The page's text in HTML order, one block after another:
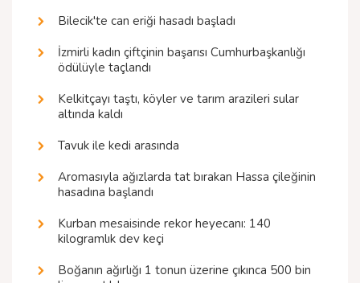
Bilecik'te can eriği hasadı başladı
İzmirli kadın çiftçinin başarısı Cumhurbaşkanlığı
ödülüyle taçlandı
Kelkitçayı taştı, köyler ve tarım arazileri sular
altında kaldı
Tavuk ile kedi arasında
Aromasıyla ağızlarda tat bırakan Hassa çileğinin
hasadına başlandı
Kurban mesaisinde rekor heyecanı: 140
kilogramlık dev keçi
Boğanın ağırlığı 1 tonun üzerine çıkınca 500 bin